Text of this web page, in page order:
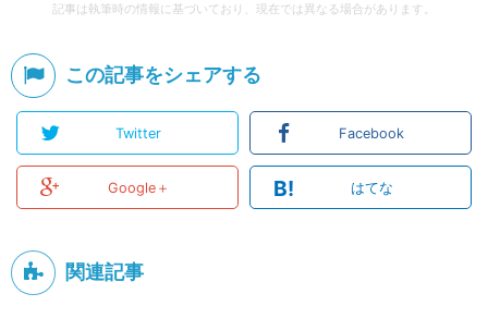
記事は執筆時の情報に基づいており、現在では異なる場合があります。
この記事をシェアする
Twitter Facebook
Google＋ B! はてな
関連記事